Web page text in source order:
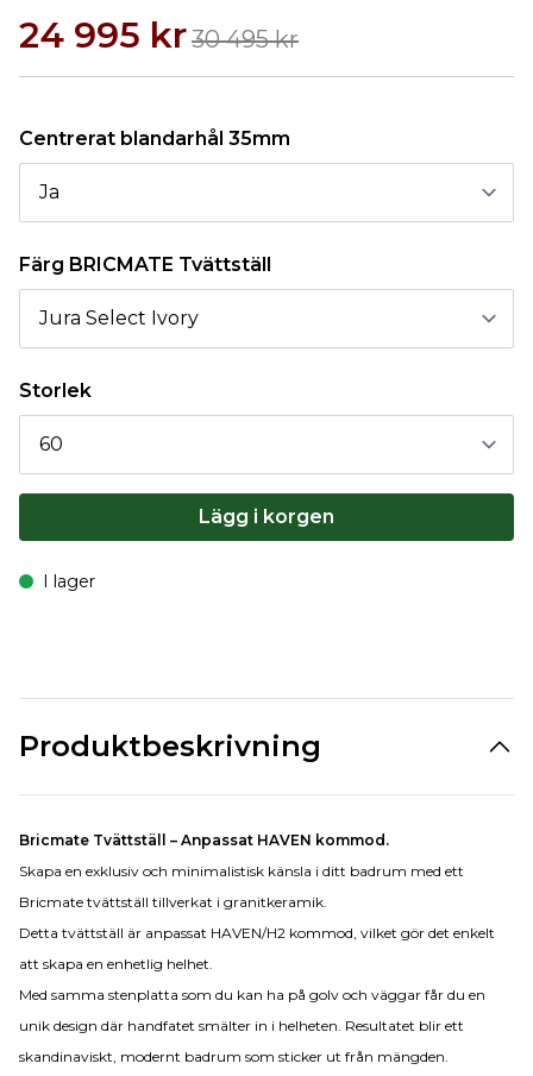
24 995 kr30 495 kr
Centrerat blandarhål 35mm
Färg BRICMATE Tvättställ
Storlek
Lägg i korgen
I lager
Produktbeskrivning
Bricmate Tvättställ – Anpassat HAVEN kommod.
Skapa en exklusiv och minimalistisk känsla i ditt badrum med ett
Bricmate tvättställ tillverkat i granitkeramik.
Detta tvättställ är anpassat HAVEN/H2 kommod, vilket gör det enkelt
att skapa en enhetlig helhet.
Med samma stenplatta som du kan ha på golv och väggar får du en
unik design där handfatet smälter in i helheten. Resultatet blir ett
skandinaviskt, modernt badrum som sticker ut från mängden.